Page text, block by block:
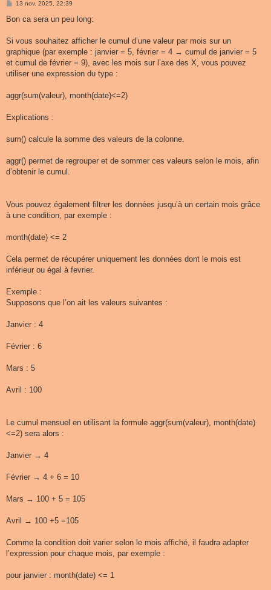
M
s
g
13 nov. 2025, 22:39
Bon ca sera un peu long:
Si vous souhaitez afficher le cumul d’une valeur par mois sur un
graphique (par exemple : janvier = 5, février = 4 → cumul de janvier = 5
et cumul de février = 9), avec les mois sur l’axe des X, vous pouvez
utiliser une expression du type :
aggr(sum(valeur), month(date)<=2)
Explications :
sum() calcule la somme des valeurs de la colonne.
aggr() permet de regrouper et de sommer ces valeurs selon le mois, afin
d’obtenir le cumul.
Vous pouvez également filtrer les données jusqu’à un certain mois grâce
à une condition, par exemple :
month(date) <= 2
Cela permet de récupérer uniquement les données dont le mois est
inférieur ou égal à fevrier.
Exemple :
Supposons que l’on ait les valeurs suivantes :
Janvier : 4
Février : 6
Mars : 5
Avril : 100
Le cumul mensuel en utilisant la formule aggr(sum(valeur), month(date)
<=2) sera alors :
Janvier → 4
Février → 4 + 6 = 10
Mars → 100 + 5 = 105
Avril → 100 +5 =105
Comme la condition doit varier selon le mois affiché, il faudra adapter
l’expression pour chaque mois, par exemple :
pour janvier : month(date) <= 1